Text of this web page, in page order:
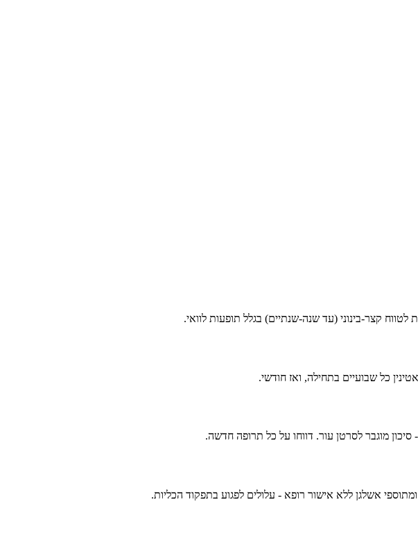
קצר-בינוני (עד שנה-שנתיים) בגלל תופעות לוואי.
כל שבועיים בתחילה, ואז חודשי.
מוגבר לסרטן עור. דווחו על כל תרופה חדשה.